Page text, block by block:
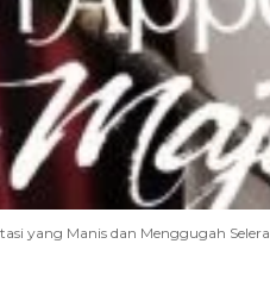
yang Manis dan Menggugah Selera